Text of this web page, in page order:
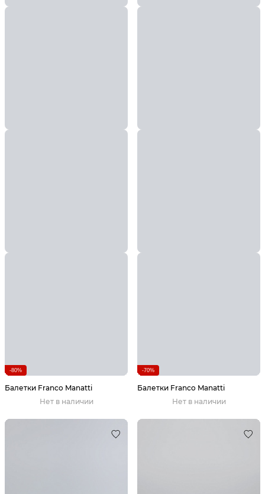
-80%
Балетки Franco Manatti
Нет в наличии
-70%
Балетки Franco Manatti
Нет в наличии